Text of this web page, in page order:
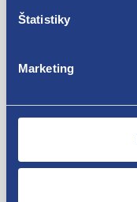
Štatistiky
Marketing
Opravná sada